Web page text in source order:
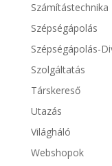
Számítástechnika
Szépségápolás
Szépségápolás-
Szolgáltatás
Társkereső
Utazás
Világháló
Webshopok